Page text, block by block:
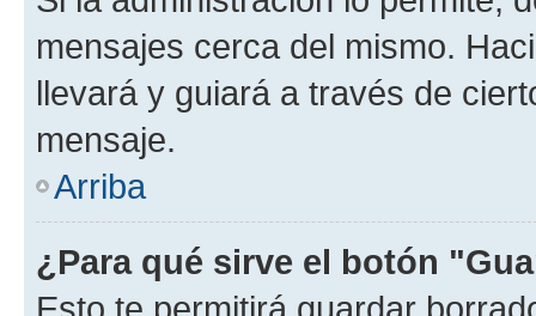
mensajes cerca del mismo.
llevará y guiará a través de
mensaje.
Arriba
¿Para qué sirve el botón